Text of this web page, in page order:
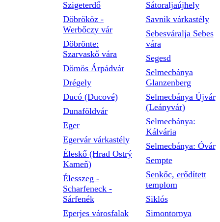
Szigeterdő
Döbrököz -
Werbőczy vár
Döbrönte:
Szarvaskő vára
Dömös Árpádvár
Drégely
Ducó (Ducové)
Dunaföldvár
Eger
Egervár várkastély
Éleskő (Hrad Ostrý
Kameň)
Élesszeg -
Scharfeneck -
Sárfenék
Eperjes városfalak
Sátoraljaújhely
Savnik várkastély
Sebesváralja Sebes
vára
Segesd
Selmecbánya
Glanzenberg
Selmecbánya Újvár
(Leányvár)
Selmecbánya:
Kálvária
Selmecbánya: Óvár
Sempte
Senkőc, erődített
templom
Siklós
Simontornya